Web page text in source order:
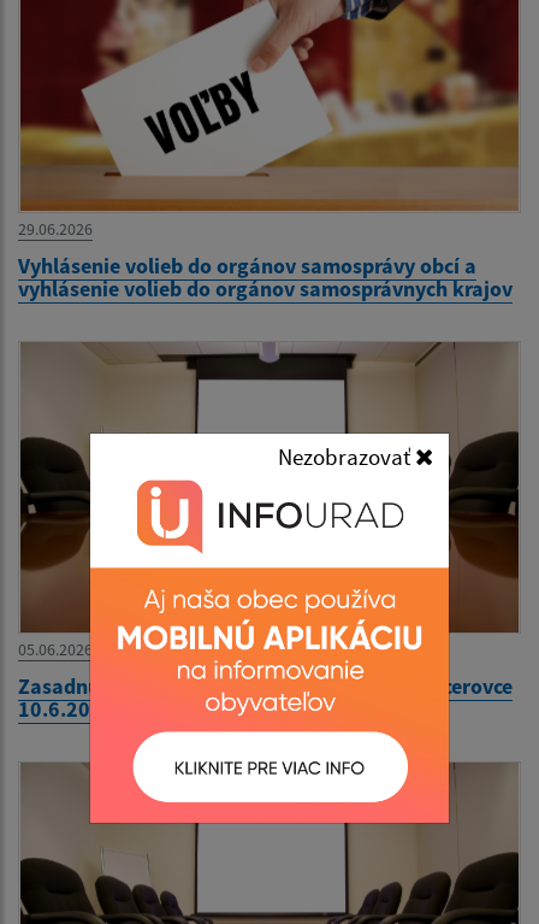
Nezobrazovať
29.06.2026
Vyhlásenie volieb do orgánov samosprávy obcí a
vyhlásenie volieb do orgánov samosprávnych krajov
05.06.2026
Zasadnutie Obecného zastupiteľstva obce Kecerovce
10.6.2026